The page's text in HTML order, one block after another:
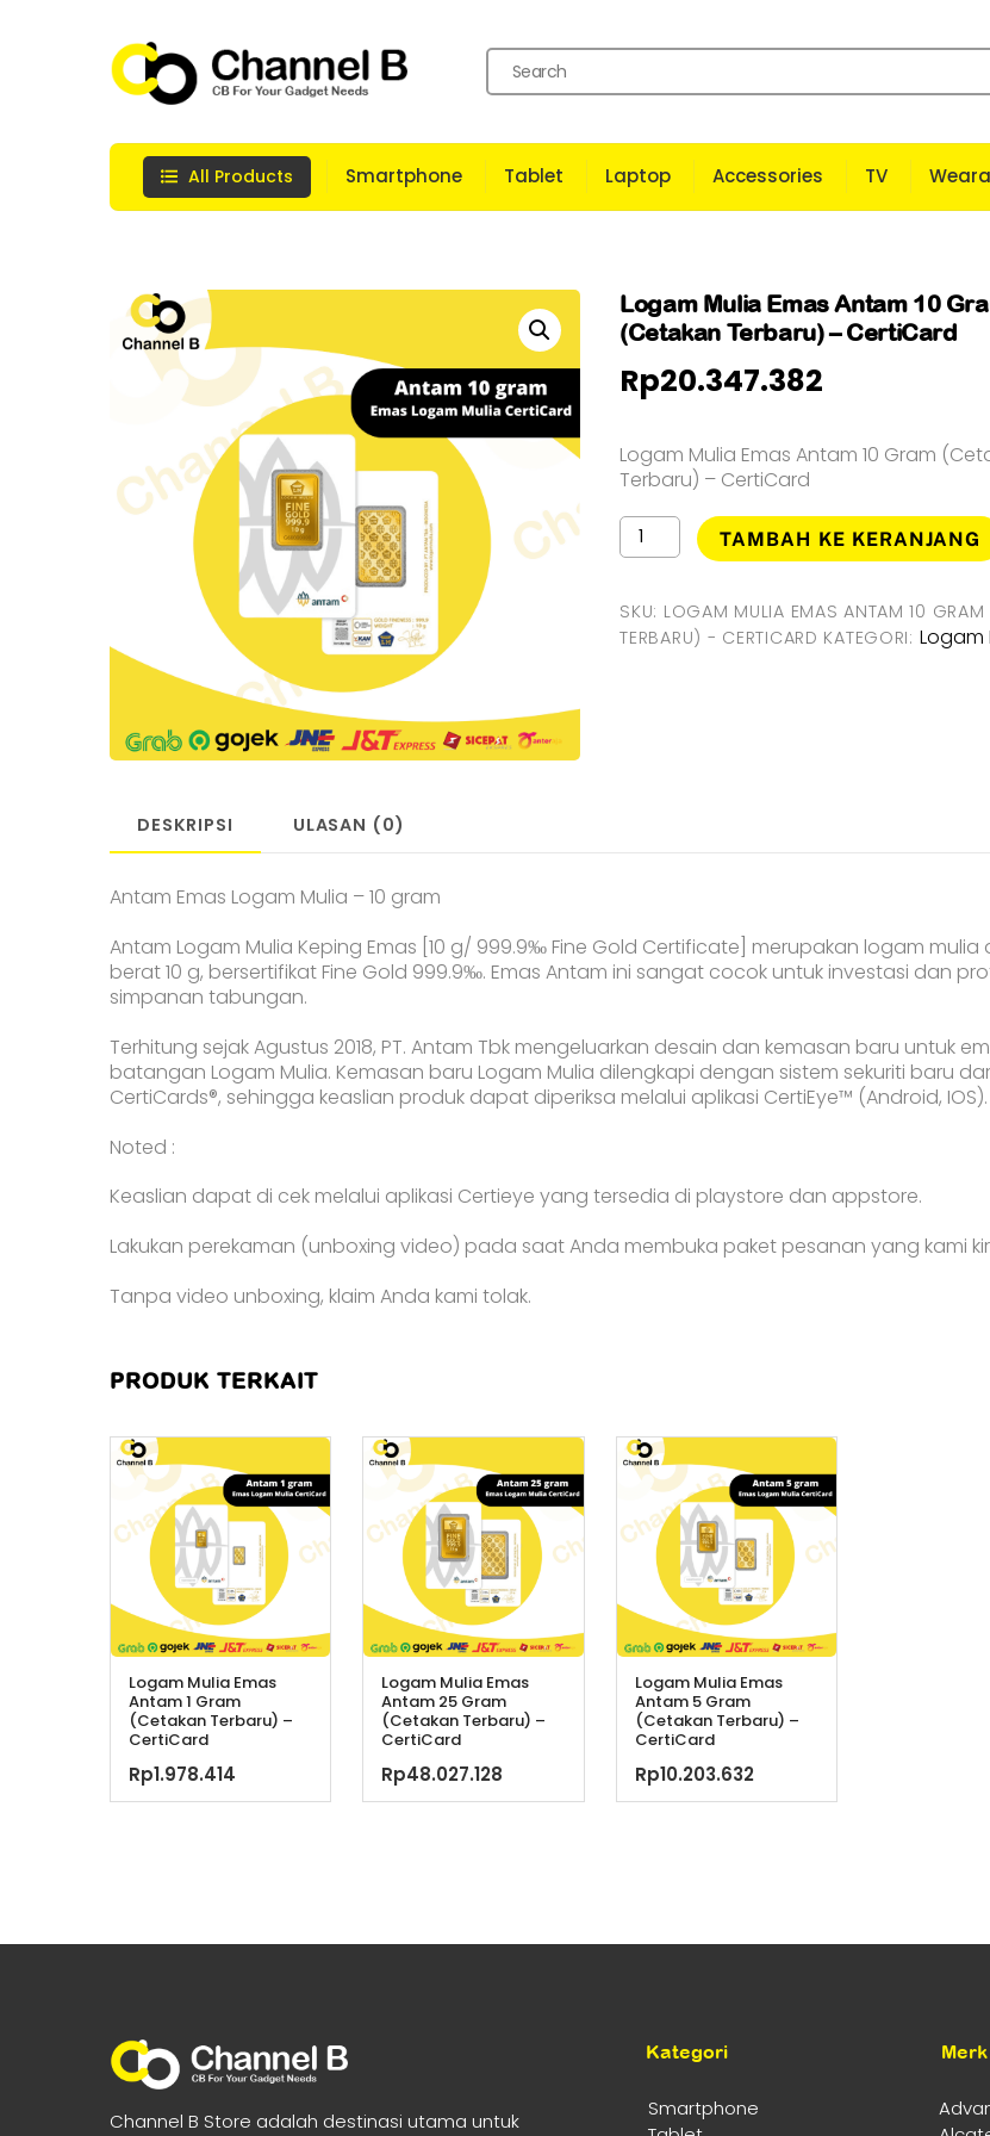
All Products Smartphone Tablet Laptop Accessories TV
Logam Mulia Emas Antam 10
(Cetakan Terbaru) – CertiCard
Rp20.347.382
Logam Mulia Emas Antam 10 Gram
Terbaru) – CertiCard
Kuantitas
Logam
Emas
Antam
10
TAMBAH KE KERANJANG
SKU: LOGAM MULIA EMAS ANTAM 10 GRAM
TERBARU) - CERTICARD KATEGORI: Logam
DESKRIPSI ULASAN (0)
Antam Emas Logam Mulia – 10 gram
Antam Logam Mulia Keping Emas [10 g/ 999.9‰ Fine Gold Certificate] merupakan logam mulia
berat 10 g, bersertifikat Fine Gold 999.9‰. Emas Antam ini sangat cocok untuk investasi dan
simpanan tabungan.
Terhitung sejak Agustus 2018, PT. Antam Tbk mengeluarkan desain dan kemasan baru untuk
batangan Logam Mulia. Kemasan baru Logam Mulia dilengkapi dengan sistem sekuriti baru
CertiCards®, sehingga keaslian produk dapat diperiksa melalui aplikasi CertiEye™ (Android, IOS).
Noted :
Keaslian dapat di cek melalui aplikasi Certieye yang tersedia di playstore dan appstore.
Lakukan perekaman (unboxing video) pada saat Anda membuka paket pesanan yang kami
Tanpa video unboxing, klaim Anda kami tolak.
PRODUK TERKAIT
Logam Mulia Emas
Antam 1 Gram
(Cetakan Terbaru) –
CertiCard
Rp1.978.414
Logam Mulia Emas
Antam 25 Gram
(Cetakan Terbaru) –
CertiCard
Rp48.027.128
Logam Mulia Emas
Antam 5 Gram
(Cetakan Terbaru) –
CertiCard
Rp10.203.632
Channel B Store adalah destinasi utama untuk
Kategori
Smartphone
Merk